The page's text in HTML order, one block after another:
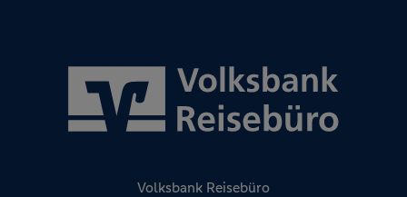
Volksbank Reisebüro